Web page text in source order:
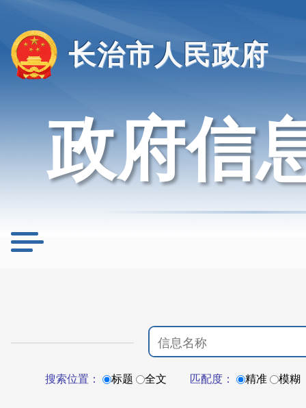
长治市人民政府
政府信
搜索位置： 标题 全文 匹配度： 精准 模糊